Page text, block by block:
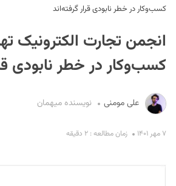
کسب‌وکار در خطر نابودی قرار گرفته‌اند
کسب‌وکار در خطر نابودی
علی مومنی نویسنده میهمان
۷ مهر ۱۴۰۱ زمان مطالعه : ۲ دقیقه